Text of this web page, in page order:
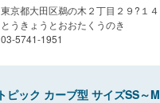
東京都大田区鵜の木２丁目２９?１４
とうきょうとおおたくうのき
03-5741-1951
ピック カーブ型 サイズSS～M